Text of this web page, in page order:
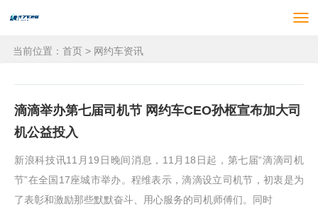
当前位置： 首页 > 网约车资讯
滴滴举办第七届司机节 网约车CEO孙枢宣布加大司
机公益投入
新浪科技讯11月19日晚间消息，11月18日起，第七届“滴滴司机
节”在全国17座城市举办。程维表示，滴滴设立司机节，初衷是为
了表彰和激励那些默默奋斗、用心服务的司机师傅们。同时